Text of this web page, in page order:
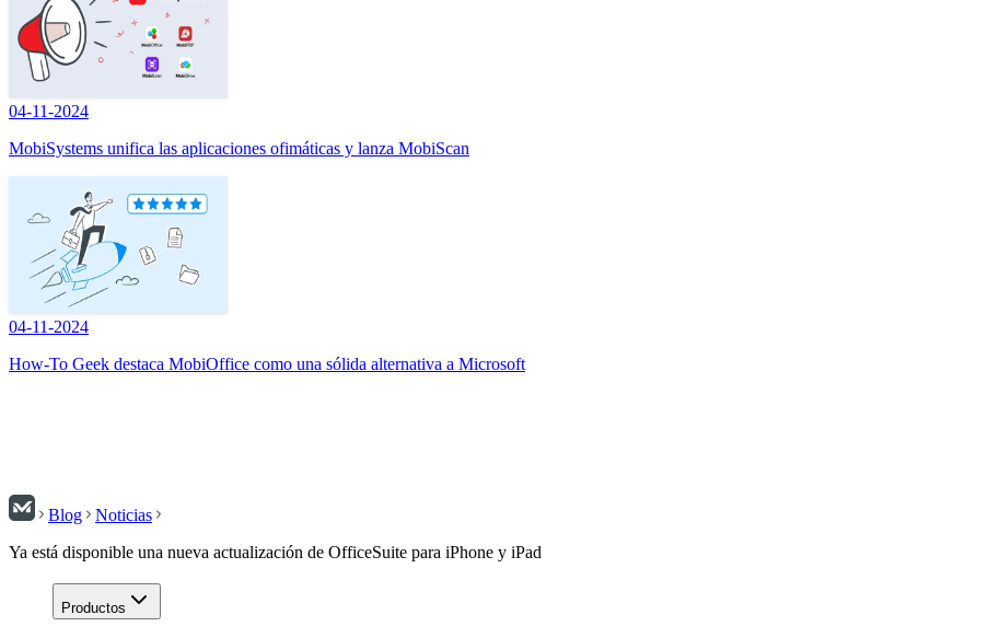
04-11-2024
MobiSystems unifica las aplicaciones ofimáticas y lanza MobiScan
04-11-2024
How-To Geek destaca MobiOffice como una sólida alternativa a Microsoft
Blog
Noticias
Ya está disponible una nueva actualización de OfficeSuite para iPhone y iPad
Productos